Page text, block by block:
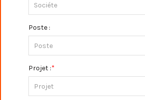
Poste :
Projet :*